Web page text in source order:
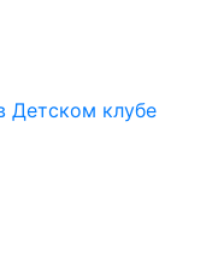
Детском клубе